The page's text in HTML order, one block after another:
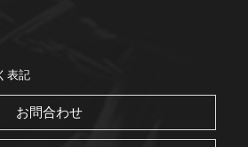
表記
お問合わせ